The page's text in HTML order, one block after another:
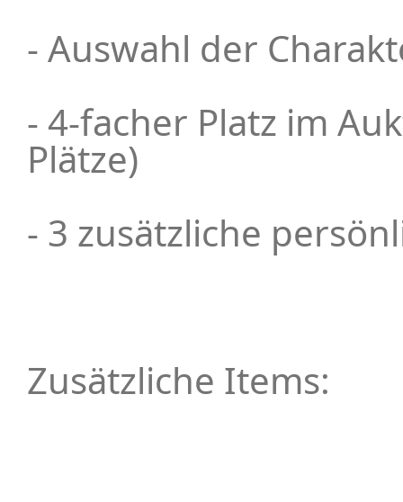
- Auswahl der
- 4-facher Platz im
Plätze)
- 3 zusätzliche
Zusätzliche Items: